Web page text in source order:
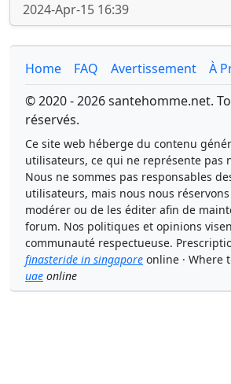
2024-Apr-15 16:39
Home FAQ Avertissement
À
© 2020 - 2026 santehomme.net.
réservés.
Ce site web héberge du contenu
utilisateurs, ce qui ne représente pas
Nous ne sommes pas responsables
utilisateurs, mais nous nous
modérer ou de les éditer afin de
forum. Nos politiques et opinions
communauté respectueuse.
finasteride in singapore online · Where
uae online